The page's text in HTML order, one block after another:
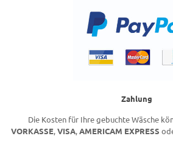
Zahlung
Die Kosten für Ihre gebuchte Wäsche
VORKASSE,VISA,AMERICAM EXPRESS